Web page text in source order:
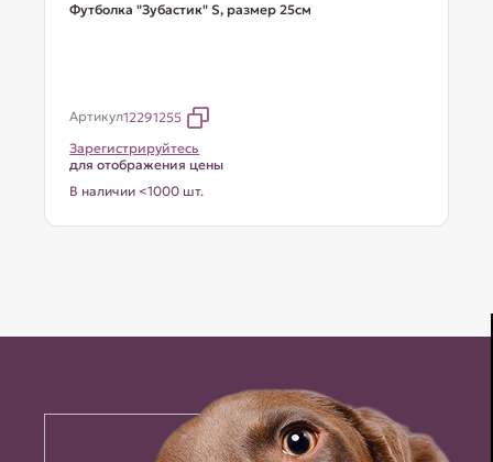
Футболка "Зубастик" S, размер 25см
Артикул12291255
Зарегистрируйтесь
для отображения цены
В наличии <1000 шт.